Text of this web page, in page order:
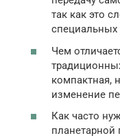
так как это
специальных
Чем
компактная,
изменение
Как часто
планетарной